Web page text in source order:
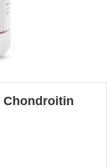
Chondroitin